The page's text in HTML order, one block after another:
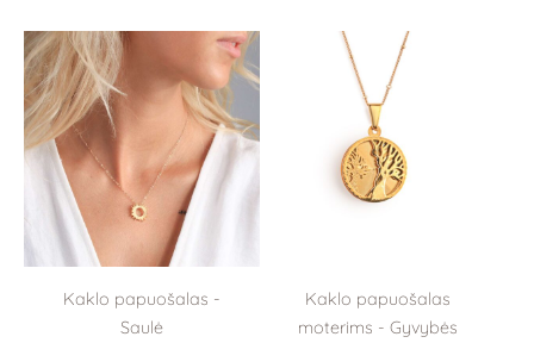
Kaklo papuošalas -
Saulė
Kaklo papuošalas
moterims - Gyvybės